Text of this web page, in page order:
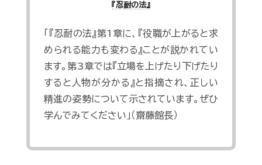
『忍耐の法』
「『忍耐の法』第1章に、『役職が上がると求
められる能力も変わる』ことが説かれてい
ます。第3章では『立場を上げたり下げたり
すると人物が分かる』と指摘され、正しい
精進の姿勢について示されています。ぜひ
学んでみてください」（齋藤館長）